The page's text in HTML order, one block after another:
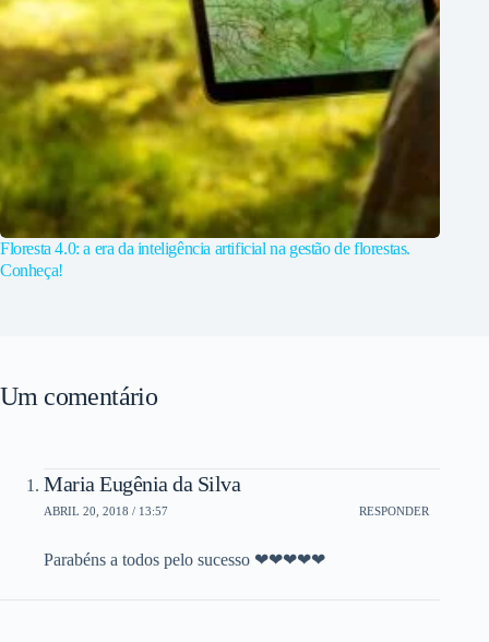
Floresta 4.0: a era da inteligência artificial na gestão de florestas.
Conheça!
Um comentário
Maria Eugênia da Silva
ABRIL 20, 2018 / 13:57 RESPONDER
Parabéns a todos pelo sucesso ❤❤❤❤❤